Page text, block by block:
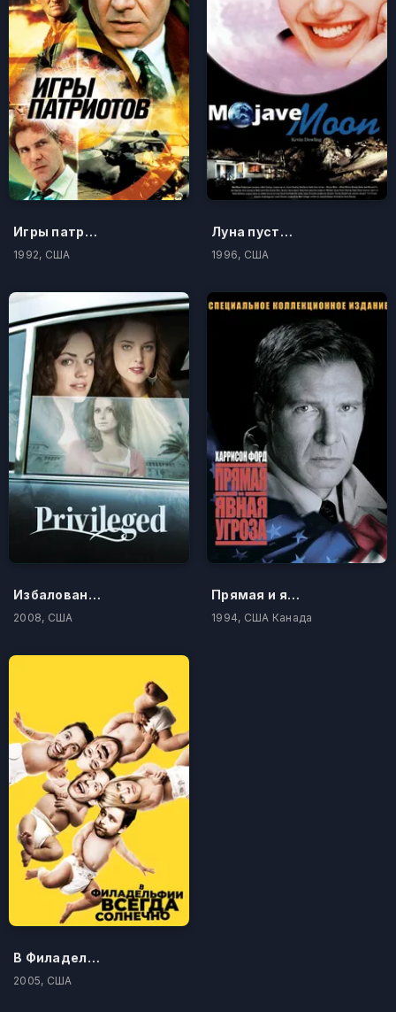
Игры патриотов
1992, США
Луна пустыни
1996, США
Избалованные
2008, США
Прямая и явная угроза
1994, США Канада
В Филадельфии всегда солнечно
2005, США